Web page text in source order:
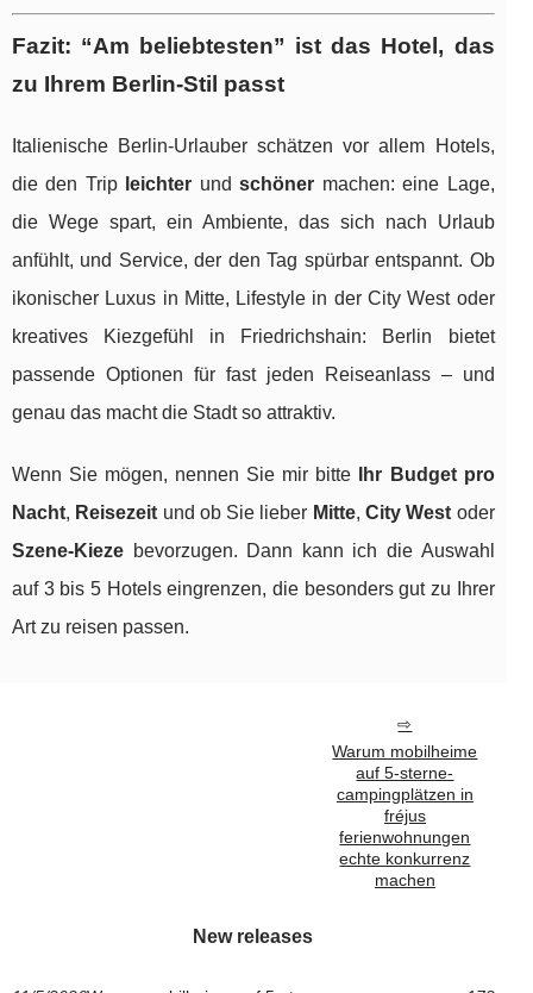
Fazit: “Am beliebtesten” ist das Hotel, das
zu Ihrem Berlin-Stil passt
Italienische Berlin-Urlauber schätzen vor allem Hotels,
die den Trip leichter undschöner machen: eine Lage,
die Wege spart, ein Ambiente, das sich nach Urlaub
anfühlt, und Service, der den Tag spürbar entspannt. Ob
ikonischer Luxus in Mitte, Lifestyle in der City West oder
kreatives Kiezgefühl in Friedrichshain: Berlin bietet
passende Optionen für fast jeden Reiseanlass – und
genau das macht die Stadt so attraktiv.
Wenn Sie mögen, nennen Sie mir bitte
Ihr Budget pro
Nacht, Reisezeit und ob Sie lieber Mitte,City West oder
Szene-Kieze bevorzugen. Dann kann ich die Auswahl
auf 3 bis 5 Hotels eingrenzen, die besonders gut zu Ihrer
Art zu reisen passen.
Warum mobilheime
auf 5-sterne-
campingplätzen in
fréjus
ferienwohnungen
echte konkurrenz
machen
New releases